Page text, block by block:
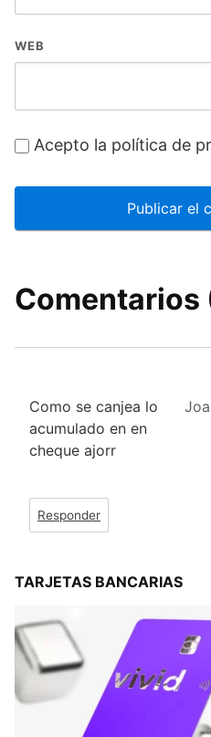
WEB
Acepto la política de
Comentarios
Como se canjea lo
acumulado en en
cheque ajorr
Responder
TARJETAS BANCARIAS